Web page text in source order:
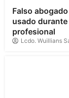
Falso
usado
profesional
Lcdo. Wuillians